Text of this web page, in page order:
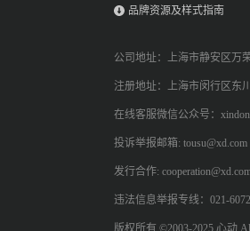
品牌资源及样式指南
公司地址：上海市静安区万
注册地址：上海市闵行区东
在线客服微信公众号：
投诉举报邮箱: tousu@xd.com
发行合作:
违法信息举报专线：021-
版权所有 ©2003-2025 心动